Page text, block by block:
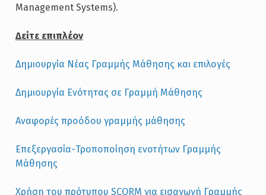
Management Systems).
Δείτε επιπλέον
Δημιουργία Νέας Γραμμής Μάθησης και επιλογές
Δημιουργία Ενότητας σε Γραμμή Μάθησης
Αναφορές προόδου γραμμής μάθησης
Επεξεργασία-Τροποποίηση ενοτήτων Γραμμής
Μάθησης
Χρήση του πρότυπου SCORM για εισαγωγή Γραμμής